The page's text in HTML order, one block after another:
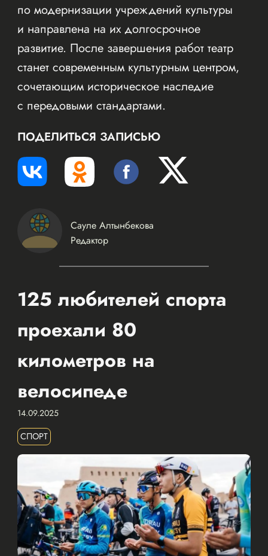
по модернизации учреждений культуры
и направлена на их долгосрочное
развитие. После завершения работ театр
станет современным культурным центром,
сочетающим историческое наследие
с передовыми стандартами.
ПОДЕЛИТЬСЯ ЗАПИСЬЮ
Сауле Алтынбекова
Редактор
125 любителей спорта
проехали 80
километров на
велосипеде
14.09.2025
СПОРТ